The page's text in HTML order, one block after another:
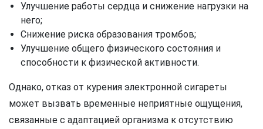
Улучшение работы сердца и снижение нагрузки на
него;
Снижение риска образования тромбов;
Улучшение общего физического состояния и
способности к физической активности.
Однако, отказ от курения электронной сигареты
может вызвать временные неприятные ощущения,
связанные с адаптацией организма к отсутствию